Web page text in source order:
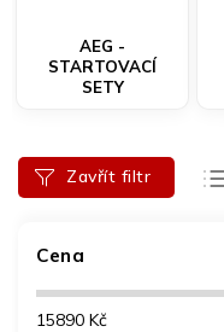
AEG -
STARTOVACÍ
SETY
Ř
a
í
Zavřít filtr
Cena
15890 Kč